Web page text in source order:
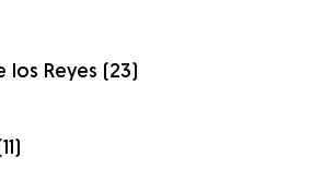
los Reyes (23)